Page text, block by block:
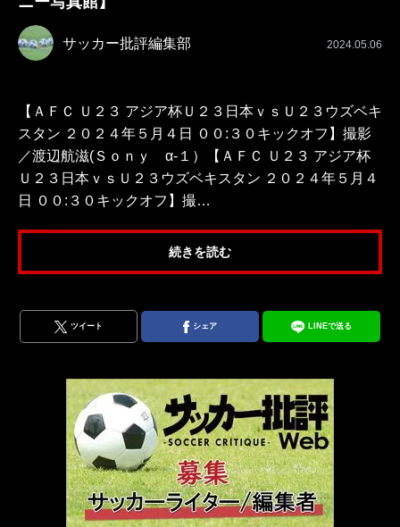
サッカー批評編集部 2024.05.06
【ＡＦＣ Ｕ２３ アジア杯Ｕ２３日本ｖｓＵ２３ウズベキ
スタン ２０２４年５月４日 ００:３０キックオフ】撮影
／渡辺航滋(Ｓｏｎｙ α‐１）【ＡＦＣ Ｕ２３ アジア杯
Ｕ２３日本ｖｓＵ２３ウズベキスタン ２０２４年５月４
日 ００:３０キックオフ】撮…
続きを読む
ツイート シェア LINEで送る